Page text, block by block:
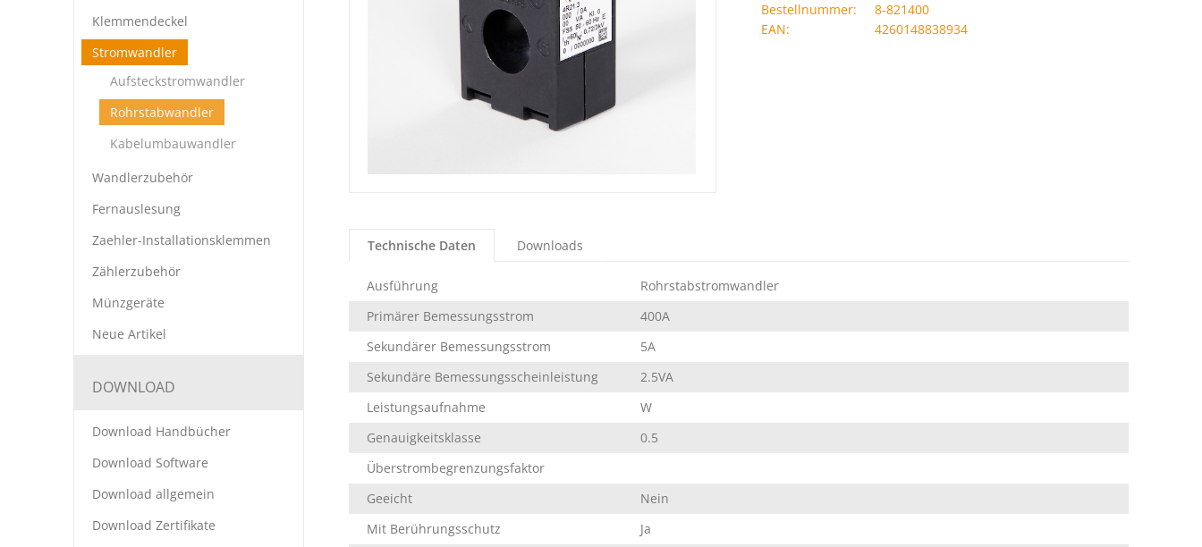
Klemmendeckel
Stromwandler
Aufsteckstromwandler
Rohrstabwandler
Kabelumbauwandler
Wandlerzubehör
Fernauslesung
Zaehler-Installationsklemmen
Zählerzubehör
Münzgeräte
Neue Artikel
DOWNLOAD
Download Handbücher
Download Software
Download allgemein
Download Zertifikate
Bestellnummer:
8-821400
EAN:
4260148838934
Technische Daten Downloads
Ausführung
Rohrstabstromwandler
Primärer Bemessungsstrom
400A
Sekundärer Bemessungsstrom
5A
Sekundäre Bemessungsscheinleistung
2.5VA
Leistungsaufnahme
W
Genauigkeitsklasse
0.5
Überstrombegrenzungsfaktor
Geeicht
Nein
Mit Berührungsschutz
Ja